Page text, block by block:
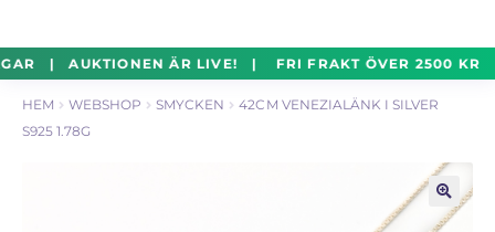
Hoppa
till
navigering
Hoppa
till
innehåll
| AUKTIONEN ÄR LIVE! | FRI FRAKT ÖVER
Silverföremål
Mynt
HEM WEBSHOP SMYCKEN
42CM VENEZIALÄNK I SILVER
S925 1.78G
🔍